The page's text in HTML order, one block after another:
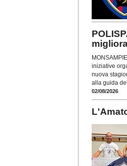
iniziative
nuova
alla guida
02/08/2026